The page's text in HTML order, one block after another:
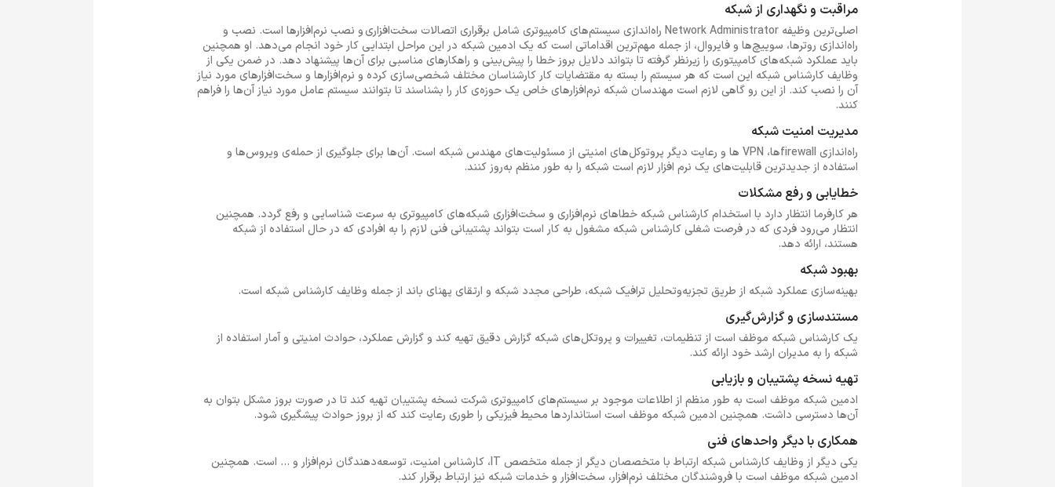
مراقبت و نگهداری از شبکه
اصلی‌ترین وظیفه Network Administrator راه‌اندازی سیستم‌های کامپیوتری شامل برقراری اتصالات سخت‌افزاری و نصب نرم‌افزارها است. نصب و
راه‌اندازی روترها، سوییچ‌ها و فایروال، از جمله مهم‌‌ترین اقداماتی است که یک ادمین شبکه در این مراحل ابتدایی کار خود انجام می‌دهد. او همچنین
باید عملکرد شبکه‌های کامپیتوری را زیرنظر گرفته تا بتواند دلایل بروز خطا را پیش‌بینی و راهکارهای مناسبی برای آن‌ها پیشنهاد دهد. در ضمن یکی از
وظایف کارشناس شبکه این است که هر سیستم را بسته به مقتضایات کار کارشناسان مختلف شخصی‌سازی کرده و نرم‌افزارها و سخت‌افزارهای مورد نیاز
آن را نصب کند. از این رو گاهی لازم است مهندسان شبکه نرم‌افزارهای خاص یک حوزه‌ی کار را بشناسند تا بتوانند سیستم عامل مورد نیاز آن‌ها را فراهم
کنند.
مدیریت امنیت شبکه
راه‌اندازی firewallها، VPN ها و رعایت دیگر پروتوکل‌های امنیتی از مسئولیت‌های مهندس شبکه است. آن‌ها برای جلوگیری از حمله‌ی ویروس‌ها و
استفاده از جدیدترین قابلیت‌های یک نرم افزار لازم است شبکه را به طور منظم به‌روز کنند.
خطایابی و رفع مشکلات
هر کارفرما انتظار دارد با استخدام کارشناس شبکه خطاهای نرم‌افزاری و سخت‌افزاری شبکه‌های کامپیوتری به سرعت شناسایی و رفع گردد. همچنین
انتظار می‌رود فردی که در فرصت شغلی کارشناس شبکه مشغول به کار است بتواند پشتیبانی فنی لازم را به افرادی که در حال استفاده از شبکه
هستند، ارائه دهد.
بهبود شبکه
بهینه‌سازی عملکرد شبکه از طریق تجزیه‌وتحلیل ترافیک شبکه، طراحی مجدد شبکه و ارتقای پهنای باند از جمله وظایف کارشناس شبکه است.
مستندسازی و گزارش‌گیری
یک کارشناس شبکه موظف است از تنظیمات، تغییرات و پروتکل‌های شبکه گزارش دقیق تهیه کند و گزارش عملکرد، حوادث امنیتی و آمار استفاده از
شبکه را به مدیران ارشد خود ارائه کند.
تهیه نسخه پشتیبان و بازیابی
ادمین شبکه موظف است به طور منظم از اطلاعات موجود بر سیستم‌های کامپیوتری شرکت نسخه پشتیبان تهیه کند تا در صورت بروز مشکل بتوان به
آن‌ها دسترسی داشت. همچنین ادمین شبکه موظف است استانداردها محیط فیزیکی را طوری رعایت کند که از بروز حوادث پیشگیری شود.
همکاری با دیگر واحدهای فنی
یکی دیگر از وظایف کارشناس شبکه ارتباط با متخصصان دیگر از جمله متخصص IT، کارشناس امنیت، توسعه‌دهندگان نرم‌افزار و ... است. همچنین
ادمین شبکه موظف است با فروشندگان مختلف نرم‌افزار، سخت‌افزار و خدمات شبکه نیز ارتباط برقرار کند.